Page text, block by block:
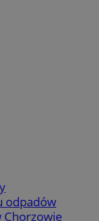
odpadów
Chorzowie